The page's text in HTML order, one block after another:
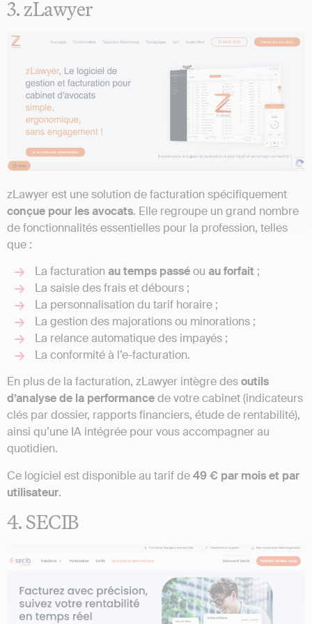
3. zLawyer
zLawyer est une solution de facturation spécifiquement
conçue pour les avocats. Elle regroupe un grand nombre
de fonctionnalités essentielles pour la profession, telles
que :
La facturation au temps passéou au forfait ;
La saisie des frais et débours ;
La personnalisation du tarif horaire ;
La gestion des majorations ou minorations ;
La relance automatique des impayés ;
La conformité à l’e-facturation.
En plus de la facturation, zLawyer intègre desoutils
d’analyse de la performancede votre cabinet (indicateurs
clés par dossier, rapports financiers, étude de rentabilité),
ainsi qu’une IA intégrée pour vous accompagner au
quotidien.
Ce logiciel est disponible au tarif de49 € par mois et par
utilisateur.
4. SECIB